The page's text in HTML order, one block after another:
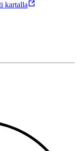
kartalla